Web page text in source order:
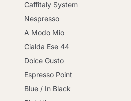
Caffitaly System
Nespresso
A Modo Mio
Cialda Ese 44
Dolce Gusto
Espresso Point
Blue / In Black